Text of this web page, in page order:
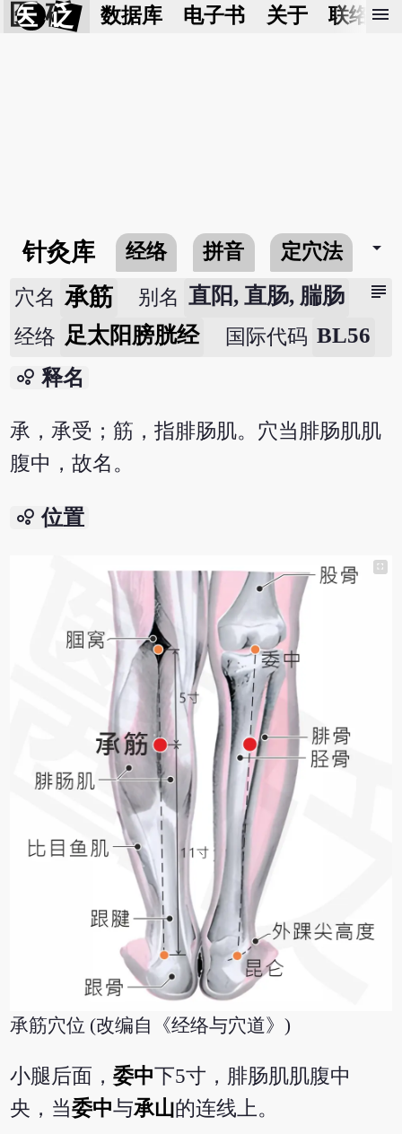
医 砭 数据库 电子书 关于 联络我
menu
针灸库 经络 拼音 定穴法 arrow_drop_down
subject
穴名 承筋 别名 直阳, 直肠, 腨肠
经络 足太阳膀胱经 国际代码 BL56
bubble_chart 释名
承，承受；筋，指腓肠肌。穴当腓肠肌肌
腹中，故名。
bubble_chart 位置
承筋穴位 (改编自《经络与穴道》)
小腿后面，委中下5寸，腓肠肌肌腹中
央，当委中与承山的连线上。